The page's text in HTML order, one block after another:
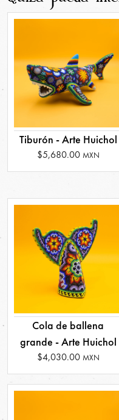
Tiburón - Arte Huichol
$5,680.00 MXN
Cola de ballena
grande - Arte Huichol
$4,030.00 MXN